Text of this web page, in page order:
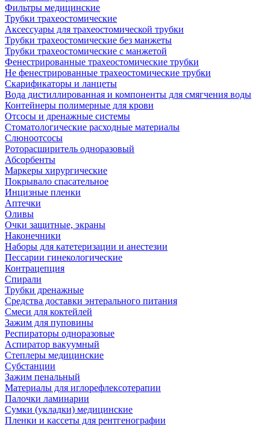
Фильтры медицинские
Трубки трахеостомические
Аксессуары для трахеостомической трубки
Трубки трахеостомические без манжеты
Трубки трахеостомические с манжетой
Фенестрированные трахеостомические трубки
Не фенестрированные трахеостомические трубки
Скарификаторы и ланцеты
Вода дистиллированная и компоненты для смягчения воды
Контейнеры полимерные для крови
Отсосы и дренажные системы
Стоматологические расходные материалы
Слюноотсосы
Роторасширитель одноразовый
Абсорбенты
Маркеры хирургические
Покрывало спасательное
Инцизные пленки
Аптечки
Оливы
Очки защитные, экраны
Наконечники
Наборы для катетеризации и анестезии
Пессарии гинекологические
Контрацепция
Спирали
Трубки дренажные
Средства доставки энтерального питания
Смеси для коктейлей
Зажим для пуповины
Респираторы одноразовые
Аспиратор вакуумный
Степлеры медицинские
Субстанции
Зажим пенальный
Материалы для иглорефлексотерапии
Палочки ламинарии
Сумки (укладки) медицинские
Пленки и кассеты для рентгенографии